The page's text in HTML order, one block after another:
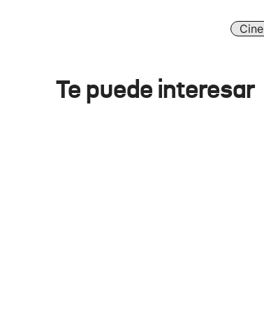
Cine
Te puede interesar